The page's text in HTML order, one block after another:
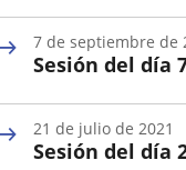
la
Sesión
Sesión del día
la
Sesión
7 de septiembre de
Sesión del día
21 de julio de 2021